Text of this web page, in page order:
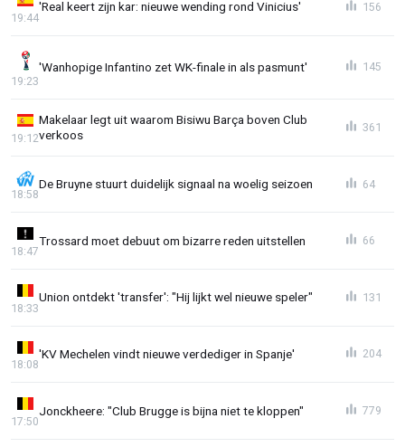
'Real keert zijn kar: nieuwe wending rond Vinicius'
19:44
156
'Wanhopige Infantino zet WK-finale in als pasmunt'
19:23
145
Makelaar legt uit waarom Bisiwu Barça boven Club
verkoos
19:12
361
De Bruyne stuurt duidelijk signaal na woelig seizoen
18:58
64
Trossard moet debuut om bizarre reden uitstellen
18:47
66
Union ontdekt 'transfer': "Hij lijkt wel nieuwe speler"
18:33
131
'KV Mechelen vindt nieuwe verdediger in Spanje'
18:08
204
Jonckheere: "Club Brugge is bijna niet te kloppen"
17:50
779